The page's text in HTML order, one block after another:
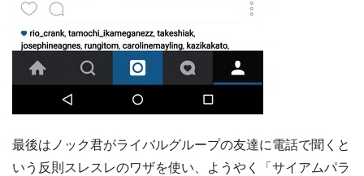
最後はノック君がライバルグループの友達に電話で聞くと
いう反則スレスレのワザを使い、ようやく「サイアムパラ